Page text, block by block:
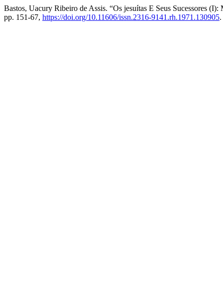
Bastos, Uacury Ribeiro de Assis. “Os jesuítas E Seus Sucessores
pp. 151-67, https://doi.org/10.11606/issn.2316-9141.rh.1971.130905.